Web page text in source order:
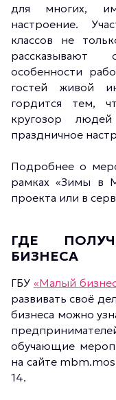
для многих,
настроение.
классов не
особенности
гостей живой
гордится тем,
кругозор
праздничное
Подробнее о
рамках «Зимы в
проекта или в
ГДЕ
БИЗНЕСА
ГБУ «Малый
развивать своё
бизнеса можно
обучающие
на сайте
14.